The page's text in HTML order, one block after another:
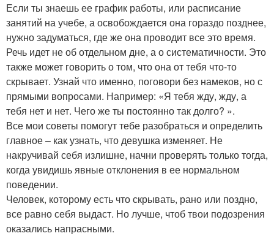
Если ты знаешь ее график работы, или расписание
занятий на учебе, а освобождается она гораздо позднее,
нужно задуматься, где же она проводит все это время.
Речь идет не об отдельном дне, а о систематичности. Это
также может говорить о том, что она от тебя что-то
скрывает. Узнай что именно, поговори без намеков, но с
прямыми вопросами. Например: «Я тебя жду, жду, а
тебя нет и нет. Чего же ты постоянно так долго? ».
Все мои советы помогут тебе разобраться и определить
главное – как узнать, что девушка изменяет. Не
накручивай себя излишне, начни проверять только тогда,
когда увидишь явные отклонения в ее нормальном
поведении.
Человек, которому есть что скрывать, рано или поздно,
все равно себя выдаст. Но лучше, чтоб твои подозрения
оказались напрасными.